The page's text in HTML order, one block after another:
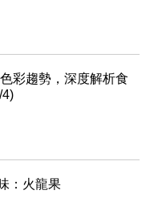
彩趨勢，深度解析食
4)
：火龍果